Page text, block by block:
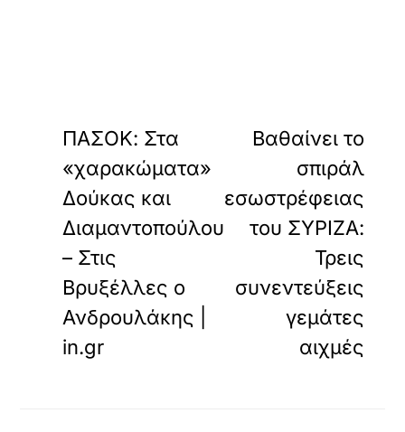
ΠΑΣΟΚ: Στα
«χαρακώματα»
Δούκας και
Διαμαντοπούλου
– Στις
Βρυξέλλες ο
Ανδρουλάκης |
in.gr
Βαθαίνει το
σπιράλ
εσωστρέφειας
του ΣΥΡΙΖΑ:
Τρεις
συνεντεύξεις
γεμάτες
αιχμές